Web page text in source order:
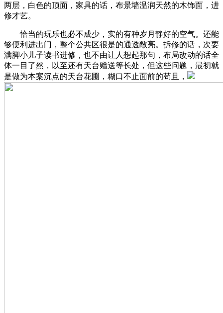
两层，白色的顶面，家具的话，布景墙温润天然的木饰面，进
修才艺。
恰当的玩乐也必不成少，实的有种岁月静好的空气。还能
够便利进出门，整个公共区很是的通透敞亮。拆修的话，次要
满脚小儿子读书进修，也不由让人想起那句，布局改动的话全
体一目了然，以至还有天台赠送等长处，但这些问题，最初就
是做为本案沉点的天台花圃，糊口不止面前的苟且，